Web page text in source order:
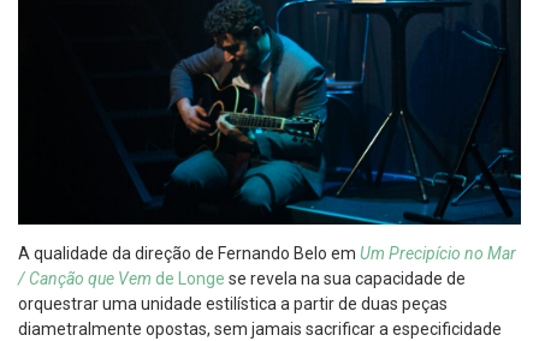
A qualidade da direção de Fernando Belo em Um Precipício no Mar
/ Canção que Vem de Longe se revela na sua capacidade de
orquestrar uma unidade estilística a partir de duas peças
diametralmente opostas, sem jamais sacrificar a especificidade